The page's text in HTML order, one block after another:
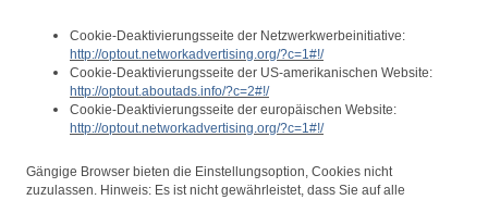
Cookie-Deaktivierungsseite der Netzwerkwerbeinitiative:
http://optout.networkadvertising.org/?c=1#!/
Cookie-Deaktivierungsseite der US-amerikanischen Website:
http://optout.aboutads.info/?c=2#!/
Cookie-Deaktivierungsseite der europäischen Website:
http://optout.networkadvertising.org/?c=1#!/
Gängige Browser bieten die Einstellungsoption, Cookies nicht
zuzulassen. Hinweis: Es ist nicht gewährleistet, dass Sie auf alle